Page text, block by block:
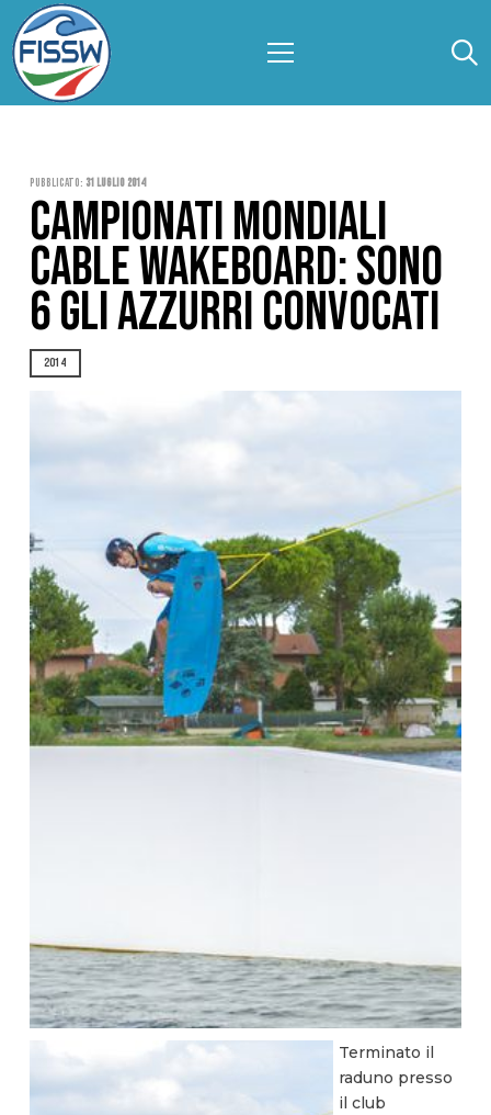
Pubblicato: 31 Luglio 2014
CAMPIONATI MONDIALI
CABLE WAKEBOARD: SONO
6 GLI AZZURRI CONVOCATI
2014
Terminato il
raduno presso
il club